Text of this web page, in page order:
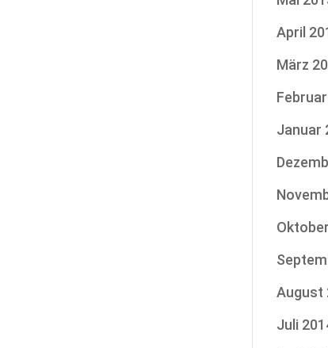
April
März
Januar
August
Juli